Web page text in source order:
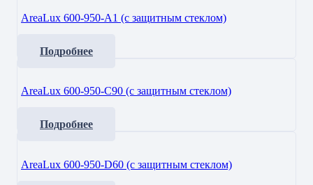
AreaLux 600-950-A1 (с защитным стеклом)
Подробнее
AreaLux 600-950-С90 (с защитным стеклом)
Подробнее
AreaLux 600-950-D60 (с защитным стеклом)